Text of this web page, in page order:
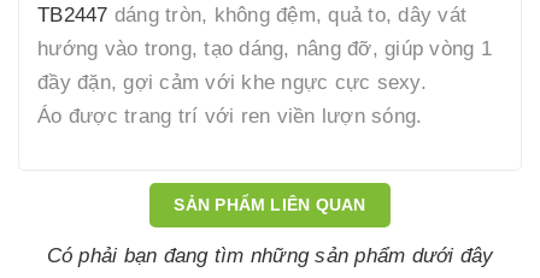
TB2447 dáng tròn, không đệm, quả to, dây vát
hướng vào trong, tạo dáng, nâng đỡ, giúp vòng 1
đầy đặn, gợi cảm với khe ngực cực sexy.
Áo được trang trí với ren viền lượn sóng.
SẢN PHẨM LIÊN QUAN
Có phải bạn đang tìm những sản phẩm dưới đây